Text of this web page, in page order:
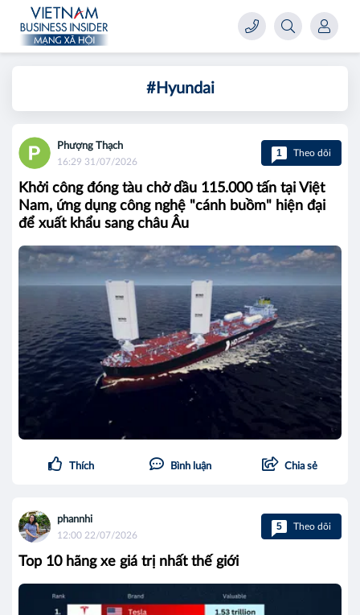
#Hyundai
Phượng Thạch
16:29 31/07/2026
1 Theo dõi
Khởi công đóng tàu chở dầu 115.000 tấn tại Việt
Nam, ứng dụng công nghệ "cánh buồm" hiện đại
để xuất khẩu sang châu Âu
Thích Bình luận Chia sẻ
phannhi
12:00 22/07/2026
5 Theo dõi
Top 10 hãng xe giá trị nhất thế giới